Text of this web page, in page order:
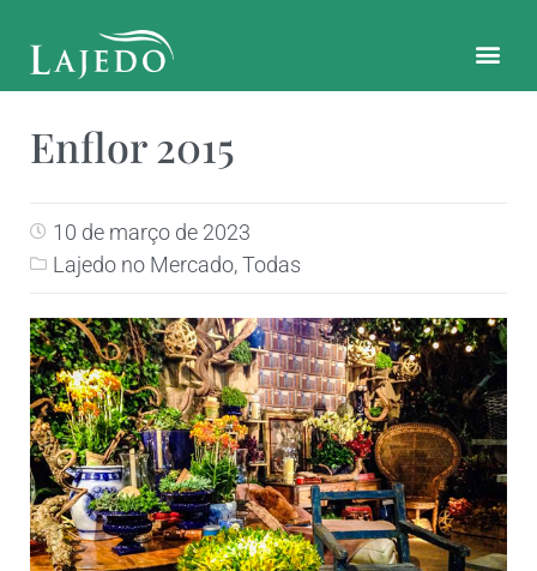
Enflor 2015
10 de março de 2023
Lajedo no Mercado,Todas